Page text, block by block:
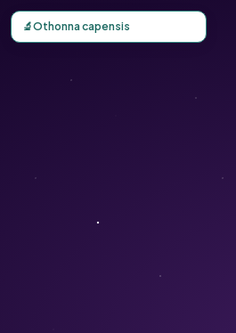
Carte d'observation du Othonna
🔬Othonna capensis